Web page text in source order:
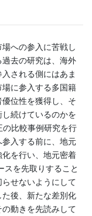
への参入に苦戦し
去の研究は、海外
される側にはあま
に参入する多国籍
位性を獲得し、そ
続けているのかを
の比較事例研究を行
入する前に、地元
を行い、地元密着
スを先取りすること
せないようにして
後、新たな差別化
動きを先読みして